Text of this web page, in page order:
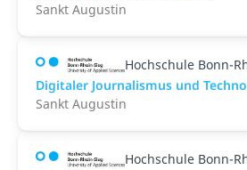
Sankt Augustin
Hochschule Bonn-
Digitaler Journalismus und
Sankt Augustin
Hochschule Bonn-